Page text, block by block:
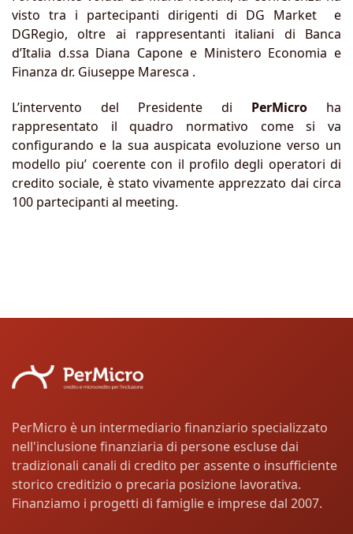
visto tra i partecipanti dirigenti di DG Market e
DGRegio, oltre ai rappresentanti italiani di Banca
d’Italia d.ssa Diana Capone e Ministero Economia e
Finanza dr. Giuseppe Maresca .
L’intervento del Presidente di PerMicro ha
rappresentato il quadro normativo come si va
configurando e la sua auspicata evoluzione verso un
modello piu’ coerente con il profilo degli operatori di
credito sociale, è stato vivamente apprezzato dai circa
100 partecipanti al meeting.
PerMicro è un intermediario finanziario specializzato
nell'inclusione finanziaria di persone escluse dai
tradizionali canali di credito per assente o insufficiente
storico creditizio o precaria posizione lavorativa.
Finanziamo i progetti di famiglie e imprese dal 2007.